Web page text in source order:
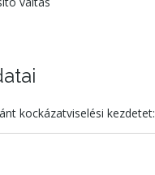
kockázatviselési kezdetet: